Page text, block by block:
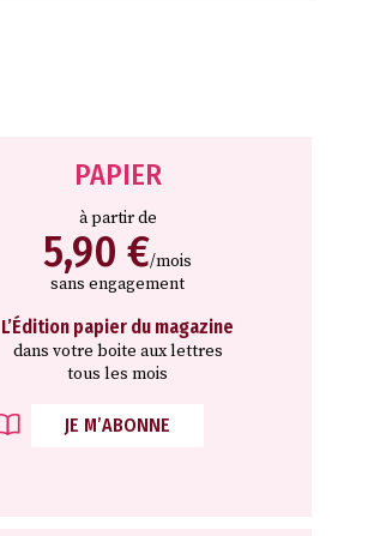
PAPIER
à partir de
5,90 €/mois
sans engagement
L’Édition papier du magazine
dans votre boite aux lettres
tous les mois
JE M’ABONNE